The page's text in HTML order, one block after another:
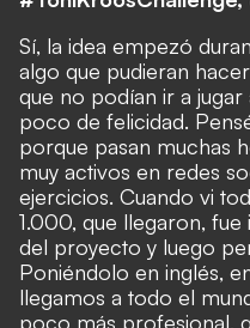
Sí, la idea empezó
algo que pudieran
que no podían ir a
poco de felicidad.
porque pasan muchas
muy activos en redes
ejercicios. Cuando vi
1.000, que llegaron, fue
del proyecto y luego
Poniéndolo en inglés,
llegamos a todo el
poco más profesional,